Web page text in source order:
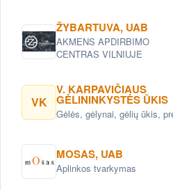
ŽYBARTUVA, UAB
AKMENS APDIRBIMO
CENTRAS VILNIUJE
VK
V. KARPAVIČIAUS
GĖLININKYSTĖS ŪKIS
Gėlės, gėlynai, gėlių ūkis,
MOSAS, UAB
Aplinkos tvarkymas